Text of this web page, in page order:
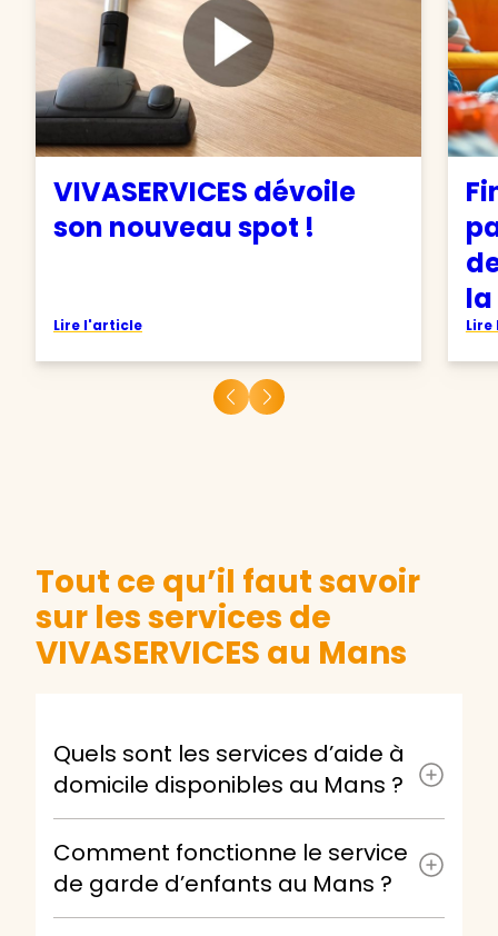
VIVASERVICES dévoile
son nouveau spot !
Lire l'article
la
Tout ce qu’il faut savoir
sur les services de
VIVASERVICES au Mans
Quels sont les services d’aide à
domicile disponibles au Mans ?
Comment fonctionne le service
de garde d’enfants au Mans ?